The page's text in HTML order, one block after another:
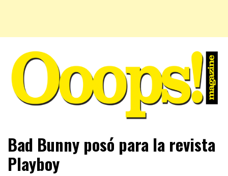
Ooops! Magazine
al tanto de las celebridades que sigues, todo a tu alcance
en un mismo lugar. Grupo Leferas™
Bad Bunny posó para la revista
Playboy